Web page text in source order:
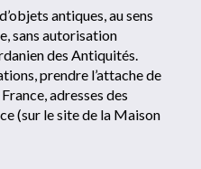
antiques, au sens
sans autorisation
des Antiquités.
prendre l’attache de
adresses des
(sur le site de la Maison